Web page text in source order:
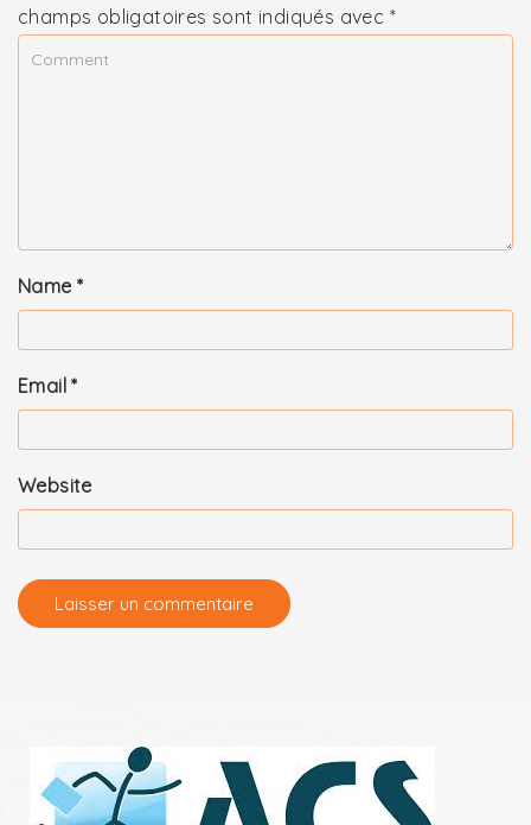
champs obligatoires sont indiqués avec *
Name *
Email*
Website